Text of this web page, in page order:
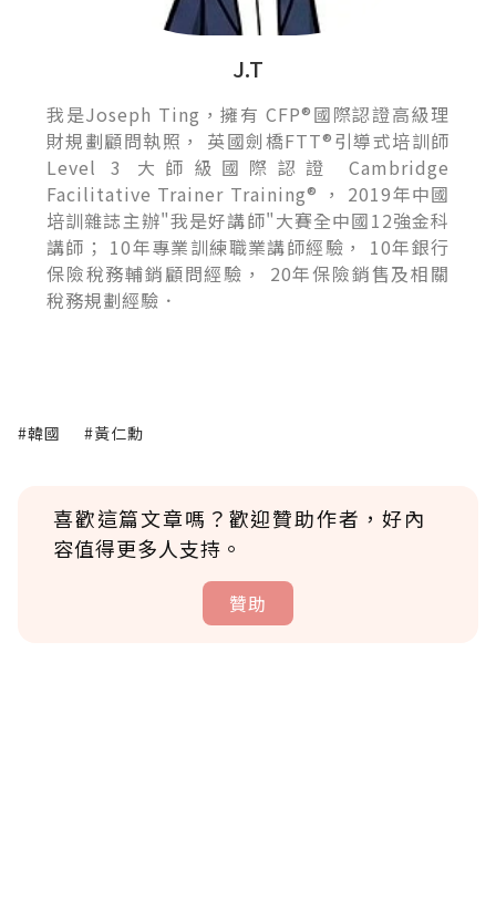
J.T
我是Joseph Ting，擁有 CFP®國際認證高級理
財規劃顧問執照， 英國劍橋FTT®引導式培訓師
Level 3 大師級國際認證 Cambridge
Facilitative Trainer Training® ， 2019年中國
培訓雜誌主辦"我是好講師"大賽全中國12強金科
講師； 10年專業訓練職業講師經驗， 10年銀行
保險稅務輔銷顧問經驗， 20年保險銷售及相關
稅務規劃經驗．
#韓國 #黃仁勳
喜歡這篇文章嗎？歡迎贊助作者，好內
容值得更多人支持。
贊助